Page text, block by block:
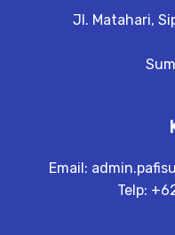
Jl. Matahari,
Email:
Telp: